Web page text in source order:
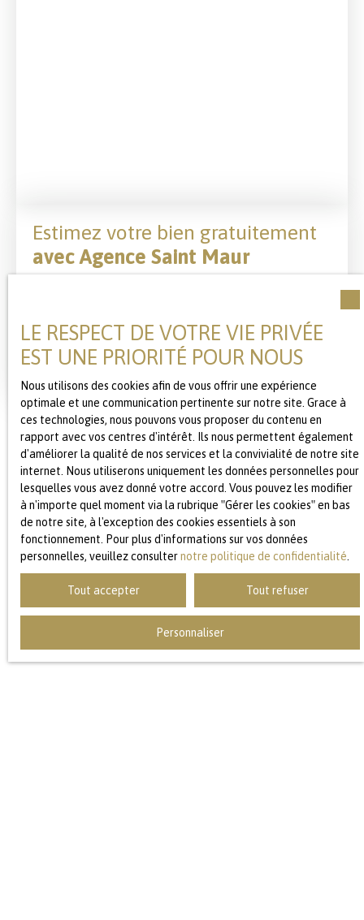
Estimez votre bien gratuitement
avec Agence Saint Maur
Estimer mon bien
LE RESPECT DE VOTRE VIE PRIVÉE
EST UNE PRIORITÉ POUR NOUS
Nous utilisons des cookies afin de vous offrir une expérience
optimale et une communication pertinente sur notre site. Grace à
ces technologies, nous pouvons vous proposer du contenu en
rapport avec vos centres d'intérêt. Ils nous permettent également
d'améliorer la qualité de nos services et la convivialité de notre site
internet. Nous utiliserons uniquement les données personnelles pour
lesquelles vous avez donné votre accord. Vous pouvez les modifier
à n'importe quel moment via la rubrique ″Gérer les cookies″ en bas
de notre site, à l'exception des cookies essentiels à son
fonctionnement. Pour plus d'informations sur vos données
personnelles, veuillez consulternotre politique de confidentialité
Tout accepter Tout refuser
Personnaliser